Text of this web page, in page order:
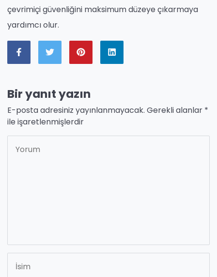
çevrimiçi güvenliğini maksimum düzeye çıkarmaya
yardımcı olur.
Bir yanıt yazın
E-posta adresiniz yayınlanmayacak. Gerekli alanlar *
ile işaretlenmişlerdir